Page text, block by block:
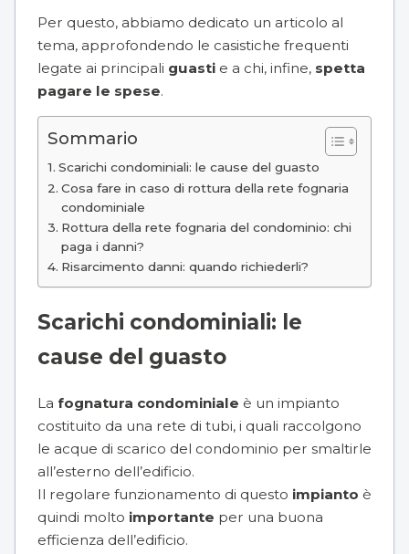
Per questo, abbiamo dedicato un articolo al
tema, approfondendo le casistiche frequenti
legate ai principali guasti e a chi, infine, spetta
pagare le spese.
Sommario
Scarichi condominiali: le cause del guasto
Cosa fare in caso di rottura della rete fognaria
condominiale
Rottura della rete fognaria del condominio: chi
paga i danni?
Risarcimento danni: quando richiederli?
Scarichi condominiali: le
cause del guasto
La fognatura condominiale è un impianto
costituito da una rete di tubi, i quali raccolgono
le acque di scarico del condominio per smaltirle
all’esterno dell’edificio.
Il regolare funzionamento di questo impianto è
quindi molto importante per una buona
efficienza dell’edificio.